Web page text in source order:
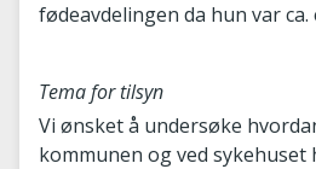
fødeavdelingen da hun var
Tema for tilsyn
Vi ønsket å undersøke
kommunen og ved